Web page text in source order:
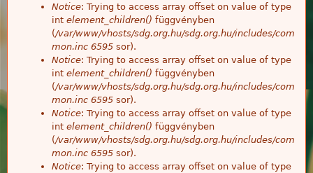
Notice: Trying to access array offset on value of type
int element_children() függvényben
(/var/www/vhosts/sdg.org.hu/sdg.org.hu/includes/com
mon.inc 6595 sor).
Notice: Trying to access array offset on value of type
int element_children() függvényben
(/var/www/vhosts/sdg.org.hu/sdg.org.hu/includes/com
mon.inc 6595 sor).
Notice: Trying to access array offset on value of type
int element_children() függvényben
(/var/www/vhosts/sdg.org.hu/sdg.org.hu/includes/com
mon.inc 6595 sor).
Notice: Trying to access array offset on value of type